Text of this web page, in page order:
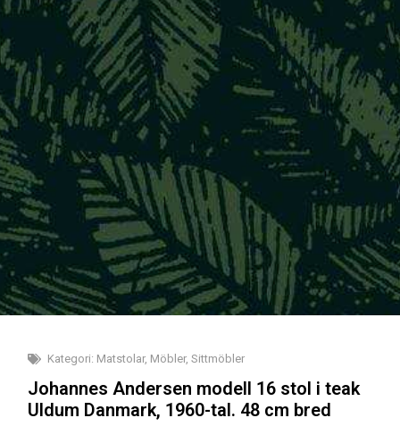
Kategori: Matstolar, Möbler,Sittmöbler
Johannes Andersen modell 16 stol i teak
Uldum Danmark, 1960-tal. 48 cm bred